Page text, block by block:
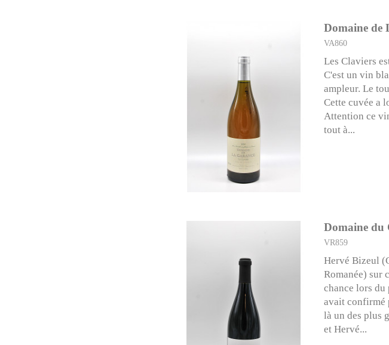
Domaine de
VA860
Les Claviers
C'est un vin
ampleur. Le
Cette cuvée a
Attention ce
tout à...
Domaine du
VR859
Hervé Bizeul
Romanée) sur
chance lors
avait confirmé
là un des plus
et Hervé...